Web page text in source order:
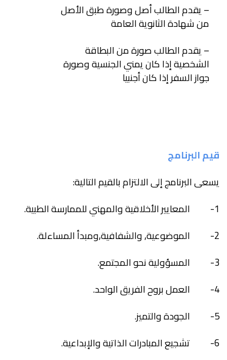
– يقدم الطالب أصل وصورة طبق الأصل
من شهادة الثانوية العامة
– يقدم الطالب صورة من البطاقة
الشخصية إذا كان يمني الجنسية وصورة
جواز السفر إذا كان أجنبيا
قيم البرنامج
يسعى البرنامج إلى الالتزام بالقيم التالية:
1- المعايير الأخلاقية والمهني للممارسة الطبية
.
2- الموضوعية
,والشفافية,ومبدأ المساءلة.
3- المسؤولية نحو المجتمع
.
4- العمل بروح الفريق الواحد
.
5- الجودة والتميز
.
6- تشجيع المبادرات الذاتية والإبداعية
.